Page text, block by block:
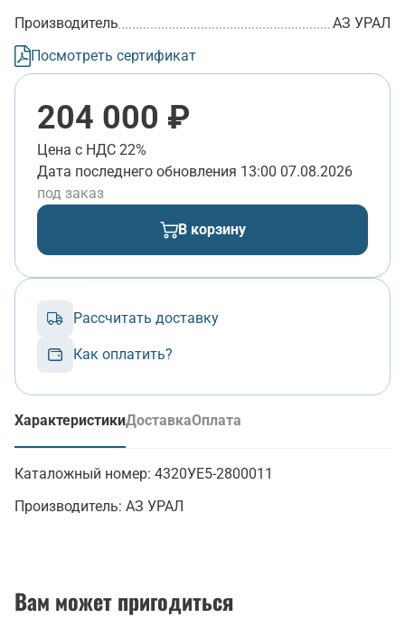
Производитель
АЗ УРАЛ
Посмотреть сертификат
204 000 ₽
Цена с НДС 22%
Дата последнего обновления 13:00 07.08.2026
под заказ
В корзину
Рассчитать доставку
Как оплатить?
Характеристики
(активная вкладка)
ДоставкаОплата
Каталожный номер: 4320УЕ5-2800011
Производитель: АЗ УРАЛ
Вам может пригодиться